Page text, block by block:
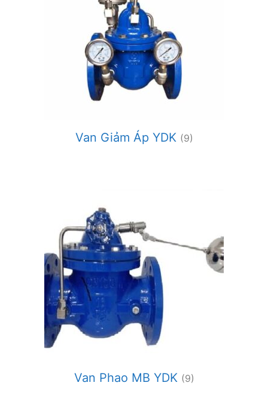
Van Giảm Áp YDK (9)
Van Phao MB YDK (9)